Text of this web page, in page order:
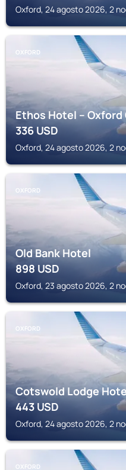
Oxford, 24 agosto 2026, 2
OXFORD
Ethos Hotel – Oxford
336USD
Oxford, 24 agosto 2026, 2
OXFORD
Old Bank Hotel
898USD
Oxford, 23 agosto 2026, 2
OXFORD
Cotswold Lodge
443USD
Oxford, 24 agosto 2026, 2
OXFORD